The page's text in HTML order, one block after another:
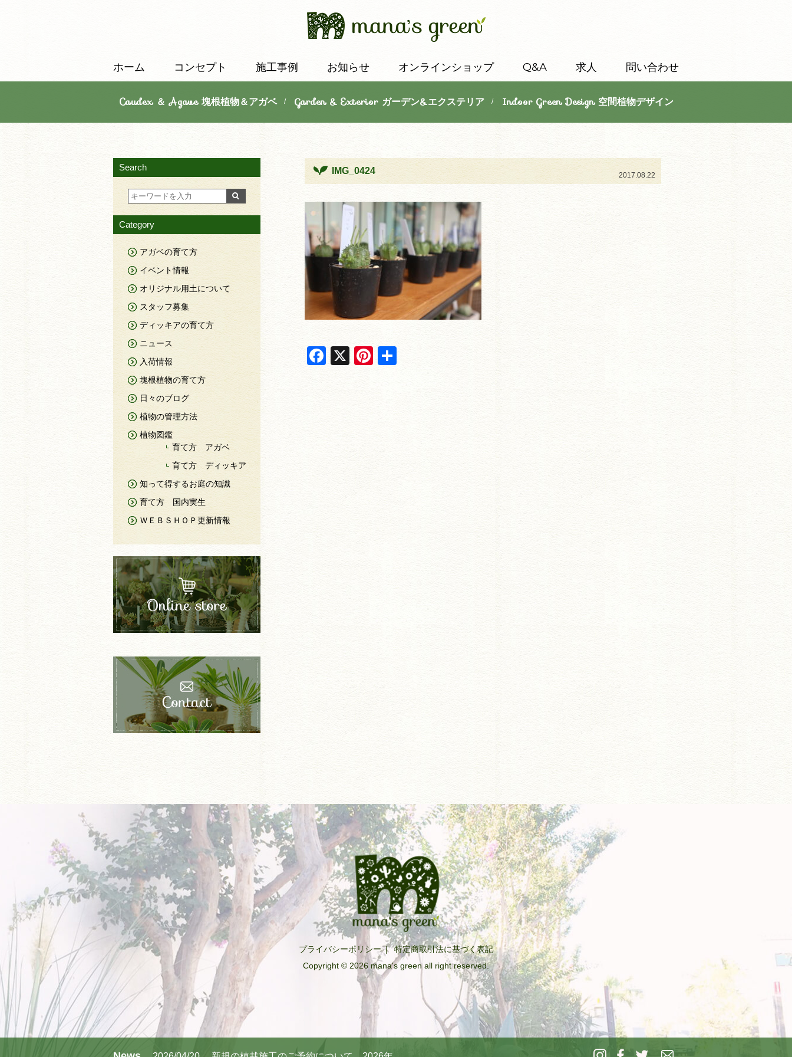
ホーム コンセプト 施工事例 お知らせ オンラインショップ Q&A 求人 問い合わせ
Caudex ＆ Agave 塊根植物＆アガベ/ Garden & Exterior ガーデン&エクステリア/ Indoor Green Design 空間植物デザイン
2017.08.22
IMG_0424
F
X
Pi
Search
Category
アガベの育て方
イベント情報
オリジナル用土について
スタッフ募集
ディッキアの育て方
ニュース
入荷情報
塊根植物の育て方
日々のブログ
植物の管理方法
植物図鑑
育て方 アガベ
育て方 ディッキア
知って得するお庭の知識
育て方 国内実生
ＷＥＢＳＨＯＰ更新情報
プライバシーポリシー|特定商取引法に基づく表記
Copyright © 2026 mana's green all right reserved.